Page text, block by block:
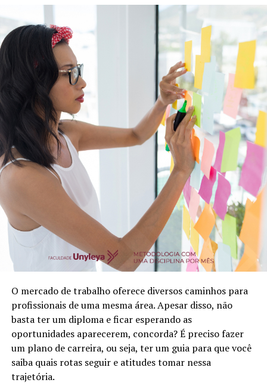
O mercado de trabalho oferece diversos caminhos para
profissionais de uma mesma área. Apesar disso, não
basta ter um diploma e ficar esperando as
oportunidades aparecerem, concorda? É preciso fazer
um plano de carreira, ou seja, ter um guia para que você
saiba quais rotas seguir e atitudes tomar nessa
trajetória.